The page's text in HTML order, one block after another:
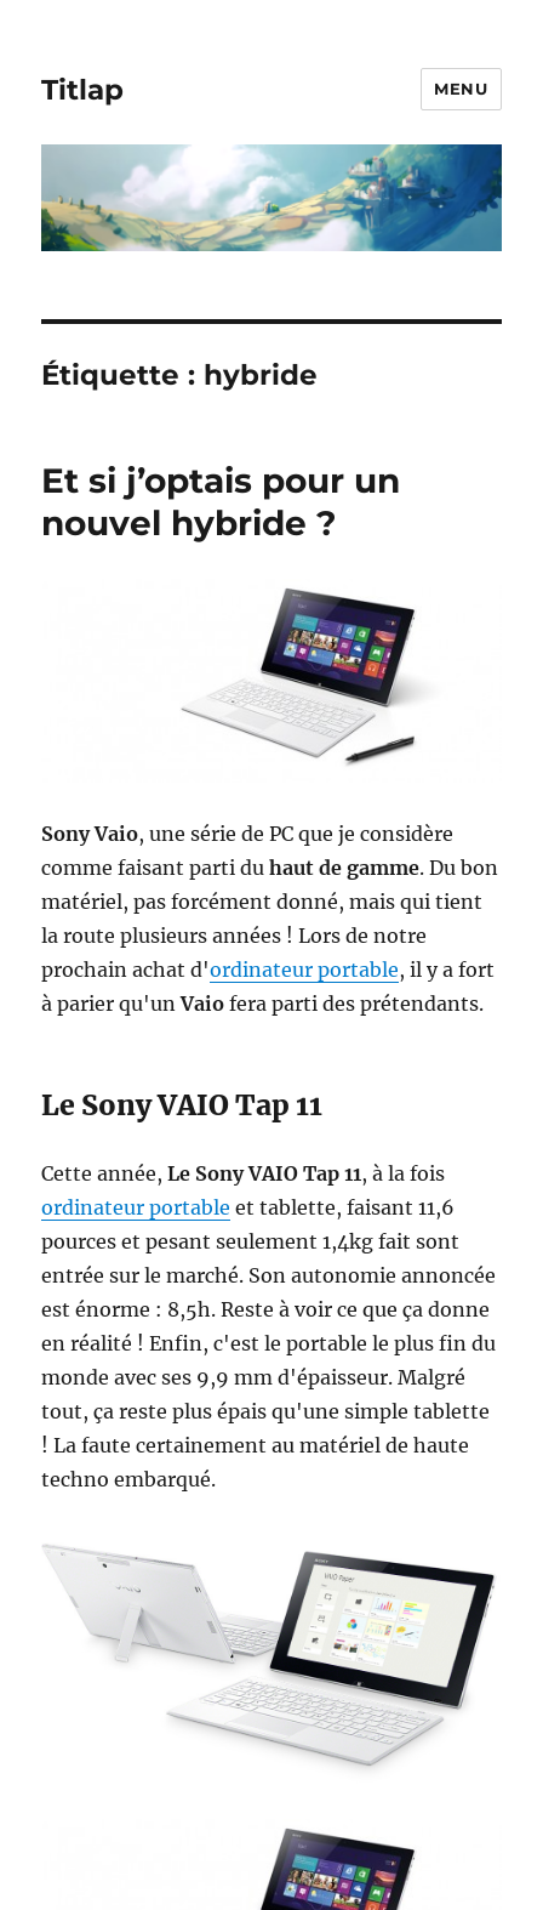
Titlap MENU
Étiquette : hybride
Et si j’optais pour un
nouvel hybride ?
Sony Vaio, une série de PC que je considère
comme faisant parti duhaut de gamme. Du bon
matériel, pas forcément donné, mais qui tient
la route plusieurs années ! Lors de notre
prochain achat d'ordinateur portable, il y a fort
à parier qu'unVaiofera parti des prétendants.
Le Sony VAIO Tap 11
Cette année,Le Sony VAIO Tap 11, à la fois
ordinateur portable et tablette, faisant 11,6
pources et pesant seulement 1,4kg fait sont
entrée sur le marché. Son autonomie annoncée
est énorme : 8,5h. Reste à voir ce que ça donne
en réalité ! Enfin, c'est le portable le plus fin du
monde avec ses 9,9 mm d'épaisseur. Malgré
tout, ça reste plus épais qu'une simple tablette
! La faute certainement au matériel de haute
techno embarqué.